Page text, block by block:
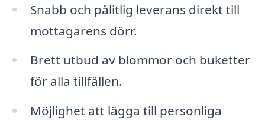
Snabb och pålitlig leverans direkt till
mottagarens dörr.
Brett utbud av blommor och buketter
för alla tillfällen.
Möjlighet att lägga till personliga